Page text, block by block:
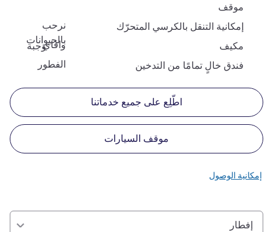
موقف
نرحب
بالحيوانات
إمكانية التنقل بالكرسي المتحرّك
وافاي
مكيف
وجبة
الفطور
فندق خالٍ تمامًا من التدخين
اطّلِع على جميع خدماتنا
موقف السيارات
إمكانية الوصول
إفطار